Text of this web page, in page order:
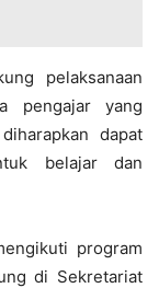
pelaksanaan
pengajar yang
dapat
belajar dan
program
di Sekretariat